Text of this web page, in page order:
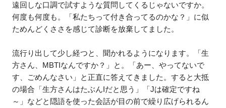
遠回しな口調で試すような質問してくるじゃないですか。
何度も何度も。「私たちって付き合ってるのかな？」に似
ためんどくささを感じて診断を放棄してました。
流行り出して少し経つと、聞かれるようになります。「生
方さん、MBTIなんですか？」と。「あー、やってないで
す、ごめんなさい」と正直に答えてきました。すると大抵
の場合「生方さんはたぶんIだと思う」「Jは確定ですね
～」などと隠語を使った会話が目の前で繰り広げられるん